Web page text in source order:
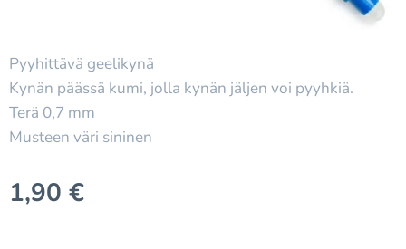
Pyyhittävä geelikynä
Kynän päässä kumi, jolla kynän jäljen voi pyyhkiä.
Terä 0,7 mm
Musteen väri sininen
1,90 €